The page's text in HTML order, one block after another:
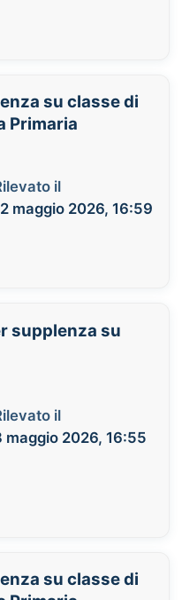
su classe di
Primaria
il
maggio 2026, 16:59
supplenza su
il
maggio 2026, 16:55
su classe di